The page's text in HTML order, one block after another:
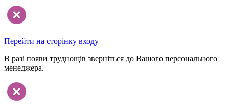
Перейти на сторінку входу
В разі появи труднощів зверніться до Вашого персонального
менеджера.